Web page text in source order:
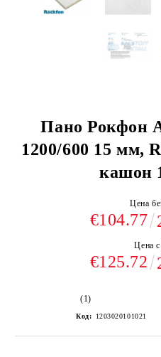
Пано Рокфон
1200/600 15 мм,
кашон
Цена
€104.77
Цена
€125.72
(1)
Код: 1203020101021